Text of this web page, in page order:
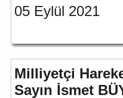
05 Eylül 2021
Milliyetçi
Sayın İsmet